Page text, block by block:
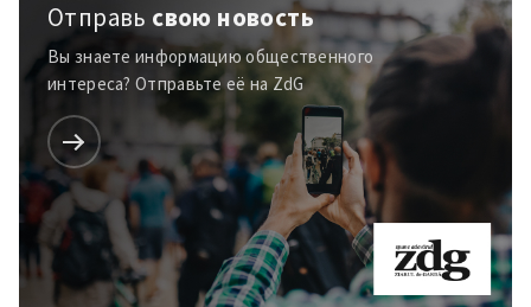
Отправь свою новость
Вы знаете информацию общественного
интереса? Отправьте её на ZdG